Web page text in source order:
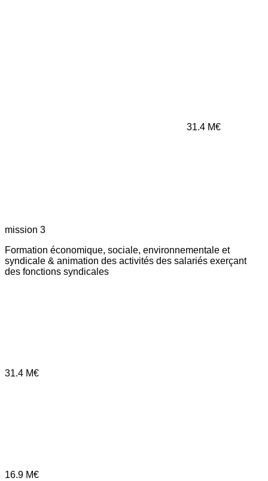
31.4 M€
mission 3
Formation économique, sociale, environnementale et
syndicale & animation des activités des salariés exerçant
des fonctions syndicales
31.4 M€
16.9 M€